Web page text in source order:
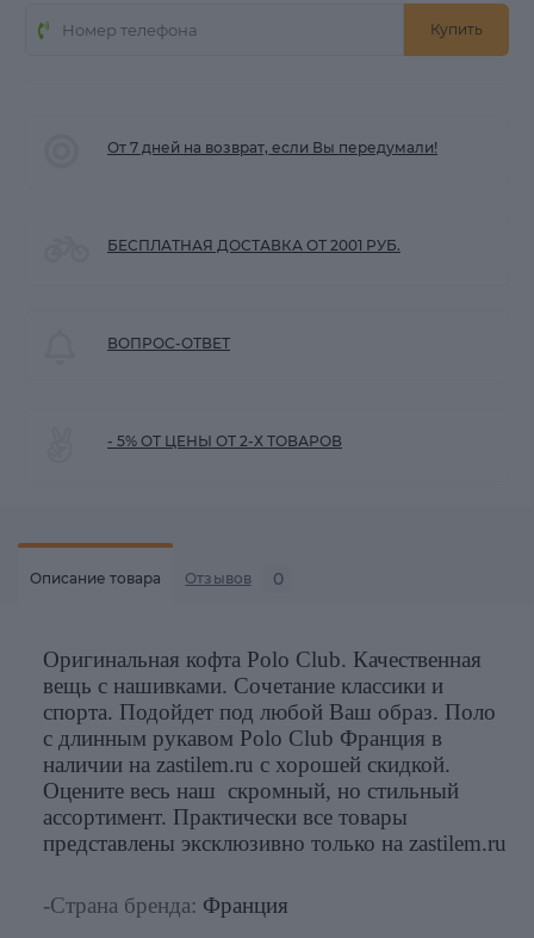
Купить
От 7 дней на возврат, если Вы передумали!
БЕСПЛАТНАЯ ДОСТАВКА ОТ 2001 РУБ.
ВОПРОС-ОТВЕТ
- 5% ОТ ЦЕНЫ ОТ 2-Х ТОВАРОВ
Описание товара Отзывов 0
Оригинальная кофта Polo Club. Качественная
вещь с нашивками. Сочетание классики и
спорта. Подойдет под любой Ваш образ. Поло
с длинным рукавом Polo Club Франция в
наличии на zastilem.ru с хорошей скидкой.
Оцените весь наш скромный, но стильный
ассортимент. Практически все товары
представлены эксклюзивно только на zastilem.ru
-Страна бренда: Франция